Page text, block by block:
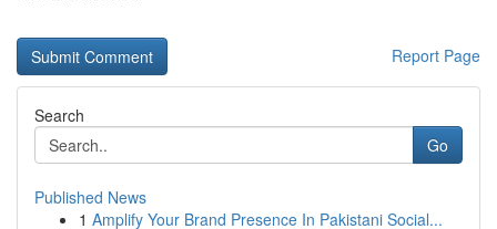
Report Page
Search
Go
Published News
1 Amplify Your Brand Presence In Pakistani Social...